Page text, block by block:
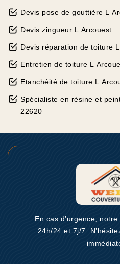
Devis pose de gouttière L
Devis zingueur L Arcouest
Devis réparation de toiture
Entretien de toiture L
Etanchéité de toiture L
Spécialiste en résine et
22620
En cas d’urgence,
24h/24 et 7j/7.